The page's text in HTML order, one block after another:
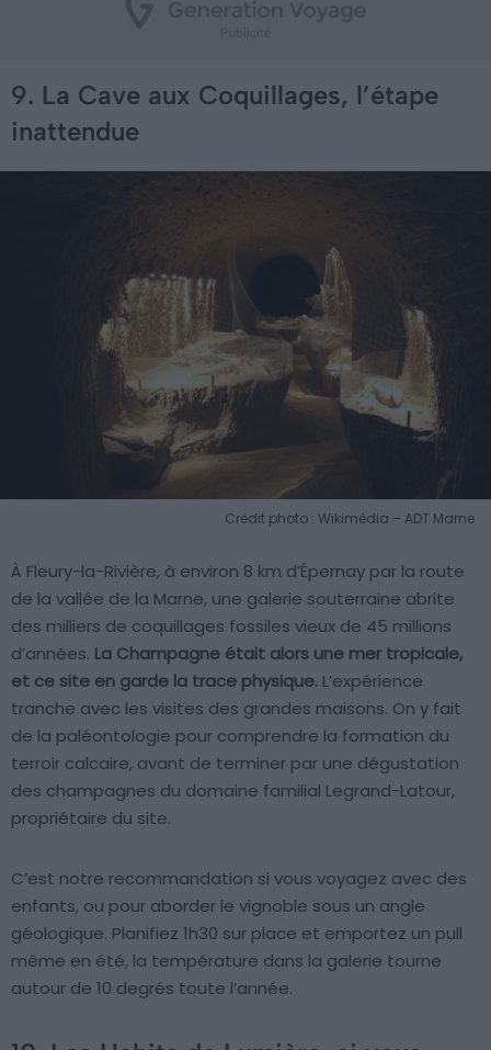
9. La Cave aux Coquillages, l’étape
inattendue
Crédit photo : Wikimédia – ADT Marne
À Fleury-la-Rivière, à environ 8 km d’Épernay par la route
de la vallée de la Marne, une galerie souterraine abrite
des milliers de coquillages fossiles vieux de 45 millions
d’années. La Champagne était alors une mer tropicale,
et ce site en garde la trace physique. L’expérience
tranche avec les visites des grandes maisons. On y fait
de la paléontologie pour comprendre la formation du
terroir calcaire, avant de terminer par une dégustation
des champagnes du domaine familial Legrand-Latour,
propriétaire du site.
C’est notre recommandation si vous voyagez avec des
enfants, ou pour aborder le vignoble sous un angle
géologique. Planifiez 1h30 sur place et emportez un pull
même en été, la température dans la galerie tourne
autour de 10 degrés toute l’année.